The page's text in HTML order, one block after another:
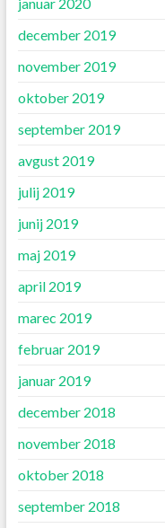
december 2019
november 2019
oktober 2019
september 2019
avgust 2019
julij 2019
junij 2019
maj 2019
april 2019
marec 2019
februar 2019
januar 2019
december 2018
november 2018
oktober 2018
september 2018